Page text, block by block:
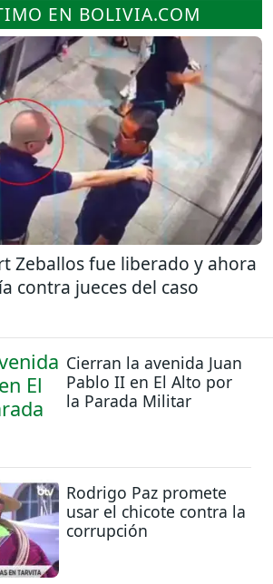
EN BOLIVIA.COM
Zeballos fue liberado y ahora
contra jueces del caso
Cierran la avenida Juan
Pablo II en El Alto por
la Parada Militar
Rodrigo Paz promete
usar el chicote contra la
corrupción